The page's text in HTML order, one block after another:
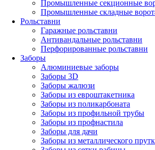
Промышленные секционные
Промышленные складные
Рольставни
Гаражные рольставни
Антивандальные рольставни
Перфорированные рольставни
Заборы
Алюминиевые заборы
Заборы 3D
Заборы жалюзи
Заборы из евроштакетника
Заборы из поликарбоната
Заборы из профильной трубы
Заборы из профнастила
Заборы для дачи
Заборы из металлического